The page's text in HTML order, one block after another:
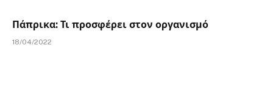
Πάπρικα: Τι προσφέρει στον οργανισμό
18/04/2022